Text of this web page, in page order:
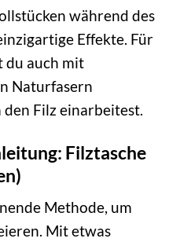
während des
Effekte. Für
du auch mit
Naturfasern
Filz einarbeitest.
Filztasche
Methode, um
Mit etwas